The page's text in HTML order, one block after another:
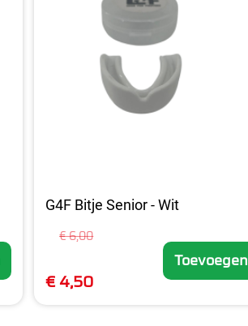
G4F Bitje Senior - Wit
€ 6,00
€ 4,50
Toevoegen